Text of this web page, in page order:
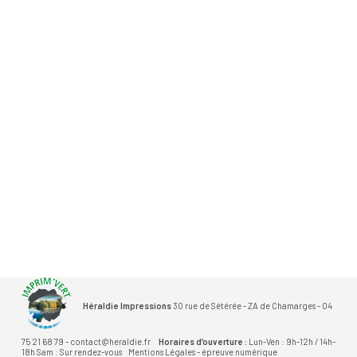
Héraldie Impressions30 rue de Sétérée - ZA de Chamarges - 04
75 21 68 79 - contact@heraldie.fr Horaires d’ouverture : Lun-Ven : 9h-12h / 14h-
18h Sam : Sur rendez-vous
Mentions Légales- épreuve numérique